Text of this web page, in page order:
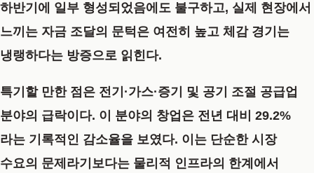
하반기에 일부 형성되었음에도 불구하고, 실제 현장에서
느끼는 자금 조달의 문턱은 여전히 높고 체감 경기는
냉랭하다는 방증으로 읽힌다.
특기할 만한 점은 전기·가스·증기 및 공기 조절 공급업
분야의 급락이다. 이 분야의 창업은 전년 대비 29.2%
라는 기록적인 감소율을 보였다. 이는 단순한 시장
수요의 문제라기보다는 물리적 인프라의 한계에서